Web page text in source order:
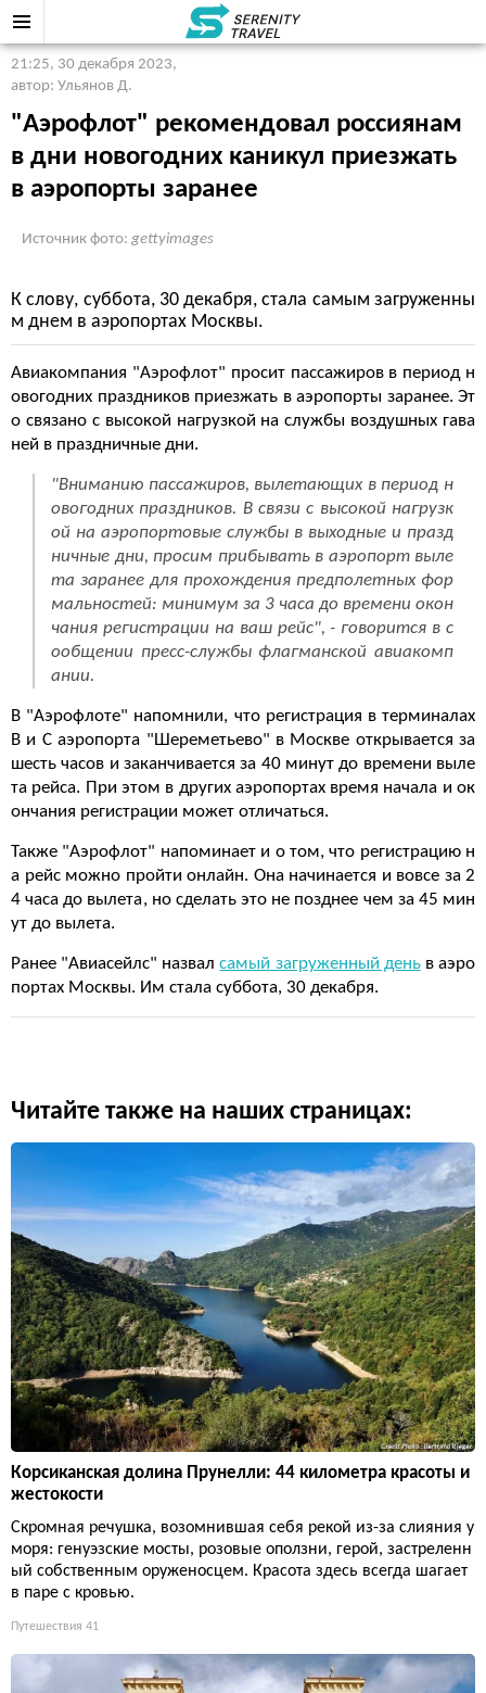
21:25, 30 декабря 2023,
автор: Ульянов Д.
"Аэрофлот" рекомендовал россиянам
в дни новогодних каникул приезжать
в аэропорты заранее
Источник фото: gettyimages
К слову, суббота, 30 декабря, стала самым загруженны
м днем в аэропортах Москвы.
Авиакомпания "Аэрофлот" просит пассажиров в период н
овогодних праздников приезжать в аэропорты заранее. Эт
о связано с высокой нагрузкой на службы воздушных гава
ней в праздничные дни.
"Вниманию пассажиров, вылетающих в период н
овогодних праздников. В связи с высокой нагрузк
ой на аэропортовые службы в выходные и празд
ничные дни, просим прибывать в аэропорт выле
та заранее для прохождения предполетных фор
мальностей: минимум за 3 часа до времени окон
чания регистрации на ваш рейс", - говорится в с
ообщении пресс-службы флагманской авиакомп
ании.
В "Аэрофлоте" напомнили, что регистрация в терминалах
B и С аэропорта "Шереметьево" в Москве открывается за
шесть часов и заканчивается за 40 минут до времени выле
та рейса. При этом в других аэропортах время начала и ок
ончания регистрации может отличаться.
Также "Аэрофлот" напоминает и о том, что регистрацию н
а рейс можно пройти онлайн. Она начинается и вовсе за 2
4 часа до вылета, но сделать это не позднее чем за 45 мин
ут до вылета.
Ранее "Авиасейлс" назвалсамый загруженный деньв аэро
портах Москвы. Им стала суббота, 30 декабря.
Читайте также на наших страницах:
Корсиканская долина Прунелли: 44 километра красоты и
жестокости
Скромная речушка, возомнившая себя рекой из-за слияния у
моря: генуэзские мосты, розовые оползни, герой, застреленн
ый собственным оруженосцем. Красота здесь всегда шагает
в паре с кровью.
Путешествия 41